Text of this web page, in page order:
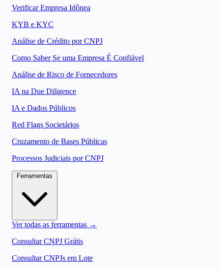
Verificar Empresa Idônea
KYB e KYC
Análise de Crédito por CNPJ
Como Saber Se uma Empresa É Confiável
Análise de Risco de Fornecedores
IA na Due Diligence
IA e Dados Públicos
Red Flags Societários
Cruzamento de Bases Públicas
Processos Judiciais por CNPJ
Ver todas as ferramentas →
Consultar CNPJ Grátis
Consultar CNPJs em Lote